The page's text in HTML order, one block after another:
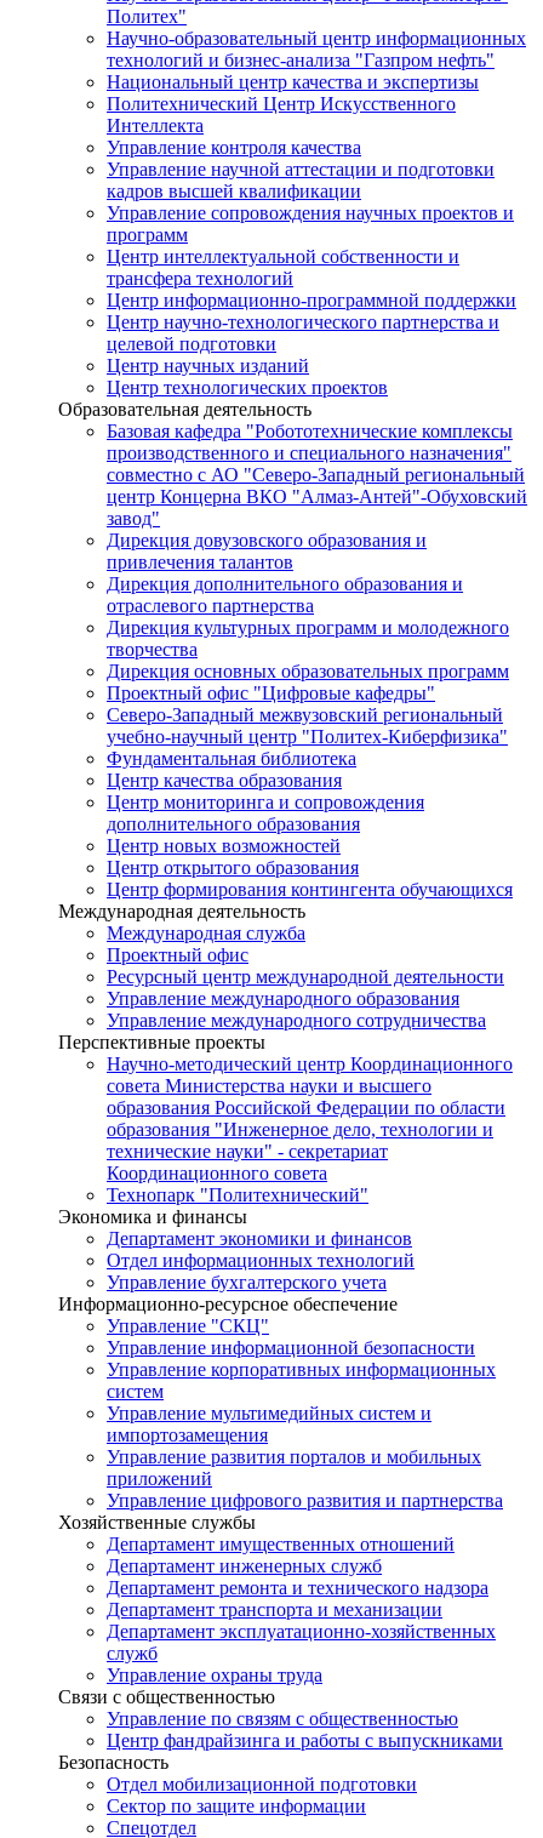
Политех"
Научно-образовательный центр информационных
технологий и бизнес-анализа "Газпром нефть"
Национальный центр качества и экспертизы
Политехнический Центр Искусственного
Интеллекта
Управление контроля качества
Управление научной аттестации и подготовки
кадров высшей квалификации
Управление сопровождения научных проектов и
программ
Центр интеллектуальной собственности и
трансфера технологий
Центр информационно-программной поддержки
Центр научно-технологического партнерства и
целевой подготовки
Центр научных изданий
Центр технологических проектов
Образовательная деятельность
Базовая кафедра "Робототехнические комплексы
производственного и специального назначения"
совместно с АО "Северо-Западный региональный
центр Концерна ВКО "Алмаз-Антей"-Обуховский
завод"
Дирекция довузовского образования и
привлечения талантов
Дирекция дополнительного образования и
отраслевого партнерства
Дирекция культурных программ и молодежного
творчества
Дирекция основных образовательных программ
Проектный офис "Цифровые кафедры"
Северо-Западный межвузовский региональный
учебно-научный центр "Политех-Киберфизика"
Фундаментальная библиотека
Центр качества образования
Центр мониторинга и сопровождения
дополнительного образования
Центр новых возможностей
Центр открытого образования
Центр формирования контингента обучающихся
Международная деятельность
Международная служба
Проектный офис
Ресурсный центр международной деятельности
Управление международного образования
Управление международного сотрудничества
Перспективные проекты
Научно-методический центр Координационного
совета Министерства науки и высшего
образования Российской Федерации по области
образования "Инженерное дело, технологии и
технические науки" - секретариат
Координационного совета
Технопарк "Политехнический"
Экономика и финансы
Департамент экономики и финансов
Отдел информационных технологий
Управление бухгалтерского учета
Информационно-ресурсное обеспечение
Управление "СКЦ"
Управление информационной безопасности
Управление корпоративных информационных
систем
Управление мультимедийных систем и
импортозамещения
Управление развития порталов и мобильных
приложений
Управление цифрового развития и партнерства
Хозяйственные службы
Департамент имущественных отношений
Департамент инженерных служб
Департамент ремонта и технического надзора
Департамент транспорта и механизации
Департамент эксплуатационно-хозяйственных
служб
Управление охраны труда
Связи с общественностью
Управление по связям с общественностью
Центр фандрайзинга и работы с выпускниками
Безопасность
Отдел мобилизационной подготовки
Сектор по защите информации
Спецотдел